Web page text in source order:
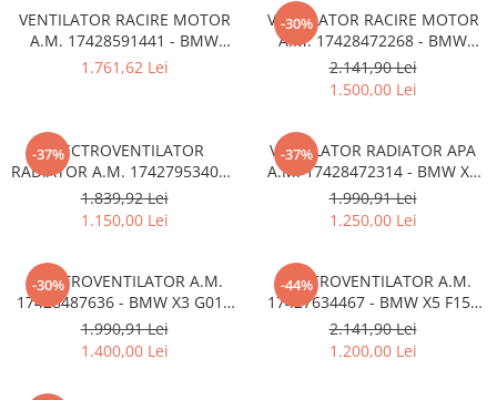
Rama radiator
Scut motor
Suport far
Usa spate
VENTILATOR RACIRE MOTOR
A.M. 17428591441 - BMW
SERIA 3 G20 G21
1.761,62 Lei
-30%
VENTILATOR RACIRE MOTOR
A.M. 17428472268 - BMW
SERIA 5 G30 G31 , SERIA 6 G32
, SERIA 7 G11 G12 , SERIA 8
G14 G15
2.141,90 Lei
1.500,00 Lei
-37%
ELECTROVENTILATOR
RADIATOR A.M. 17427953401 -
BMW SERIA 5 G30 G31 , SERIA
6 G32 , SERIA 7 G11 G12
1.839,92 Lei
1.150,00 Lei
-37%
VENTILATOR RADIATOR APA
A.M. 17428472314 - BMW X3
G01 , X4 G02
1.990,91 Lei
1.250,00 Lei
-30%
ELECTROVENTILATOR A.M.
17428487636 - BMW X3 G01 ,
X4 G02
1.990,91 Lei
1.400,00 Lei
-44%
ELECTROVENTILATOR A.M.
17427634467 - BMW X5 F15 ,
X6 F16
2.141,90 Lei
1.200,00 Lei